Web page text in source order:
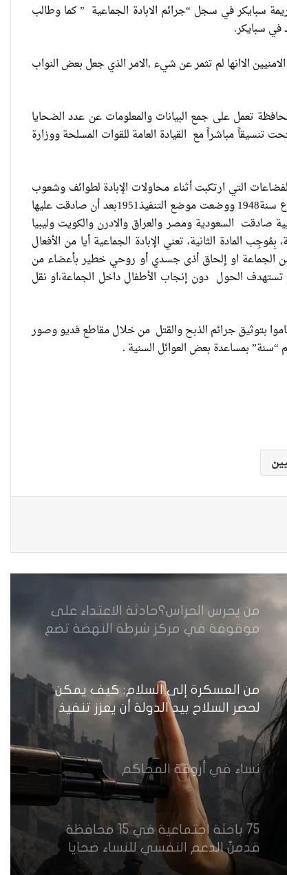
سبايكر في سجل “جرائم الابادة الجماعية ” كما وطالب
في سبايكر.
الامنيين الاانها لم تثمر عن شيء ,الامر الذي جعل بعض النواب
تعمل على جمع البيانات والمعلومات عن عدد الضحايا
تنسيقاً مباشراً مع القيادة العامة للقوات المسلحة ووزارة
التي ارتكبت أثناء محاولات الإبادة لطوائف وشعوب
على أساس قومي أو عرقي أو ديني أو سياسي، صنفت كـجريمة دولية في اتفاقية وافقت الامم المتحدة عليها بالإجماع سنة1948 ووضعت موضع التنفيذ1951بعد أن صادقت عليها
الدول العربية صادقت السعودية ومصر والعراق والادرن والكويت وليبيا
الاتفاقية، بِمُوجِب المادة الثانية، تعني الإبادة الجماعية أيا من الأفعال
من الجماعة او إلحاق أذى جسدي أو روحي خطير بأعضاء من
تستهدف الحول دون إنجاب الأطفال داخل الجماعة،او نقل
بتوثيق جرائم الذبح والقتل من خلال مقاطع فديو وصور
بمساعدة بعض العوائل السنية .
العراقية تكسر القيد نحو فضاء الحرية
زيدان يبارك فوز السيدات الفائزات في
وخصوصية
من يحرس الحراس؟حادثة الاعتداء على
موقوفة في مركز شرطة النهضة تضع
من العسكرة إلى السلام: كيف يمكن
لحصر السلاح بيد الدولة أن يعزز تنفيذ
نساء في أروقة المحاكم
75 باحثة اجتماعية في 15 محافظة
قدمنّ الدعم النفسي للنساء ضحايا
العنف في العراق